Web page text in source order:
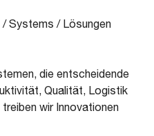
/Systems / Lösungen
die entscheidende
Qualität, Logistik
wir Innovationen